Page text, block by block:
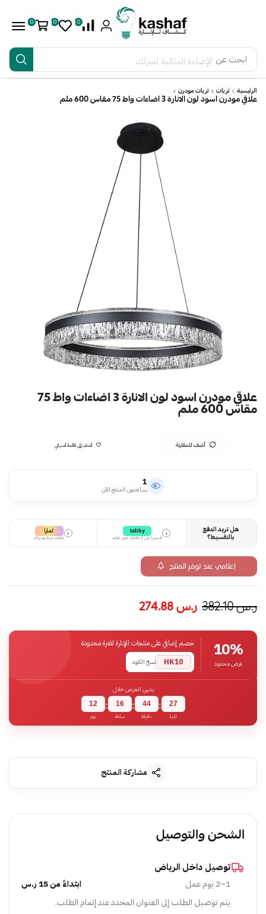
ابحث عن الإضاءة المثالية لمنزلك
0
0
0
الرئيسية ثريات ثريات مودرن
علاقي مودرن اسود لون الانارة 3 اضاءات واط 75 مقاس 600 ملم
علاقي مودرن اسود لون الانارة 3 اضاءات واط 75
مقاس 600 ملم
أضف للمقارنة أضف إلى قائمة أمنياتي
1
يشاهدون المنتج الآن
هل تريد الدفع
بالتقسيط؟
i
tabby
قسمها على 4 دفعات بدون تعقيد
i تمارا
دفعات مرنة وسهلة
إعلامي عند توفر المنتج
ر.س382.10 ر.س
10%
عرض محدود
خصم إضافي على منتجات الإنارة لفترة محدودة
HK10
نسخ الكود
ينتهي العرض خلال
12
يوم
: 16
ساعة
: 44
دقيقة
: 26
ثانية
مشاركة المنتج
الشحن والتوصيل
توصيل داخل الرياض
1–2 يوم عمل
ابتداءً من 15 ر.س
يتم توصيل الطلب إلى العنوان المحدد عند إتمام الطلب.